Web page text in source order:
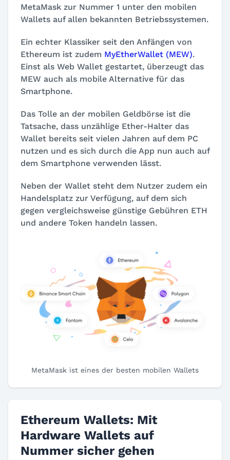
MetaMask zur Nummer 1 unter den mobilen
Wallets auf allen bekannten Betriebssystemen.
Ein echter Klassiker seit den Anfängen von
Ethereum ist zudem MyEtherWallet (MEW).
Einst als Web Wallet gestartet, überzeugt das
MEW auch als mobile Alternative für das
Smartphone.
Das Tolle an der mobilen Geldbörse ist die
Tatsache, dass unzählige Ether-Halter das
Wallet bereits seit vielen Jahren auf dem PC
nutzen und es sich durch die App nun auch auf
dem Smartphone verwenden lässt.
Neben der Wallet steht dem Nutzer zudem ein
Handelsplatz zur Verfügung, auf dem sich
gegen vergleichsweise günstige Gebühren ETH
und andere Token handeln lassen.
MetaMask ist eines der besten mobilen Wallets
Ethereum Wallets: Mit
Hardware Wallets auf
Nummer sicher gehen